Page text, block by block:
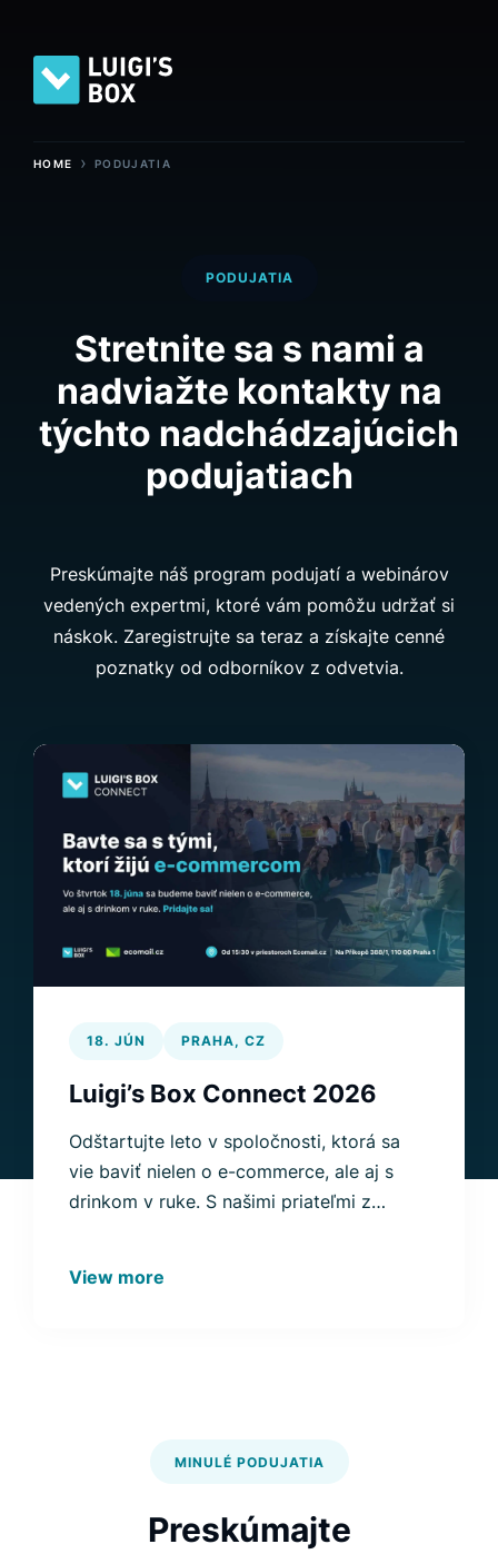
HOME ›PODUJATIA
PODUJATIA
Stretnite sa s nami a
nadviažte kontakty na
týchto nadchádzajúcich
podujatiach
Preskúmajte náš program podujatí a webinárov
vedených expertmi, ktoré vám pomôžu udržať si
náskok. Zaregistrujte sa teraz a získajte cenné
poznatky od odborníkov z odvetvia.
18. JÚN PRAHA, CZ
Luigi’s Box Connect 2026
Odštartujte leto v spoločnosti, ktorá sa
vie baviť nielen o e-commerce, ale aj s
drinkom v ruke. S našimi priateľmi z
program, jedlo a drinky vychutnáme na
View more
MINULÉ PODUJATIA
Preskúmajte